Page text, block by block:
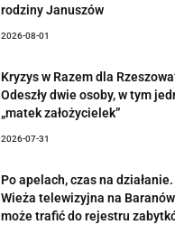
rodziny Januszów
2026-08-01
Kryzys w Razem dla
Odeszły dwie osoby, w tym
„matek założycielek”
2026-07-31
Po apelach, czas na działanie.
Wieża telewizyjna na
może trafić do rejestru